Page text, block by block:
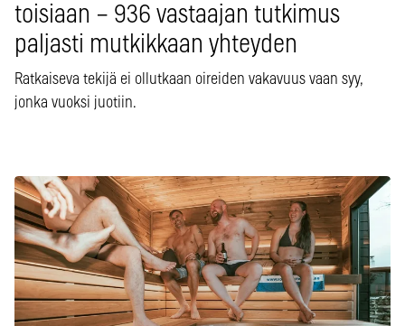
toisiaan – 936 vastaajan tutkimus
paljasti mutkikkaan yhteyden
Ratkaiseva tekijä ei ollutkaan oireiden vakavuus vaan syy,
jonka vuoksi juotiin.